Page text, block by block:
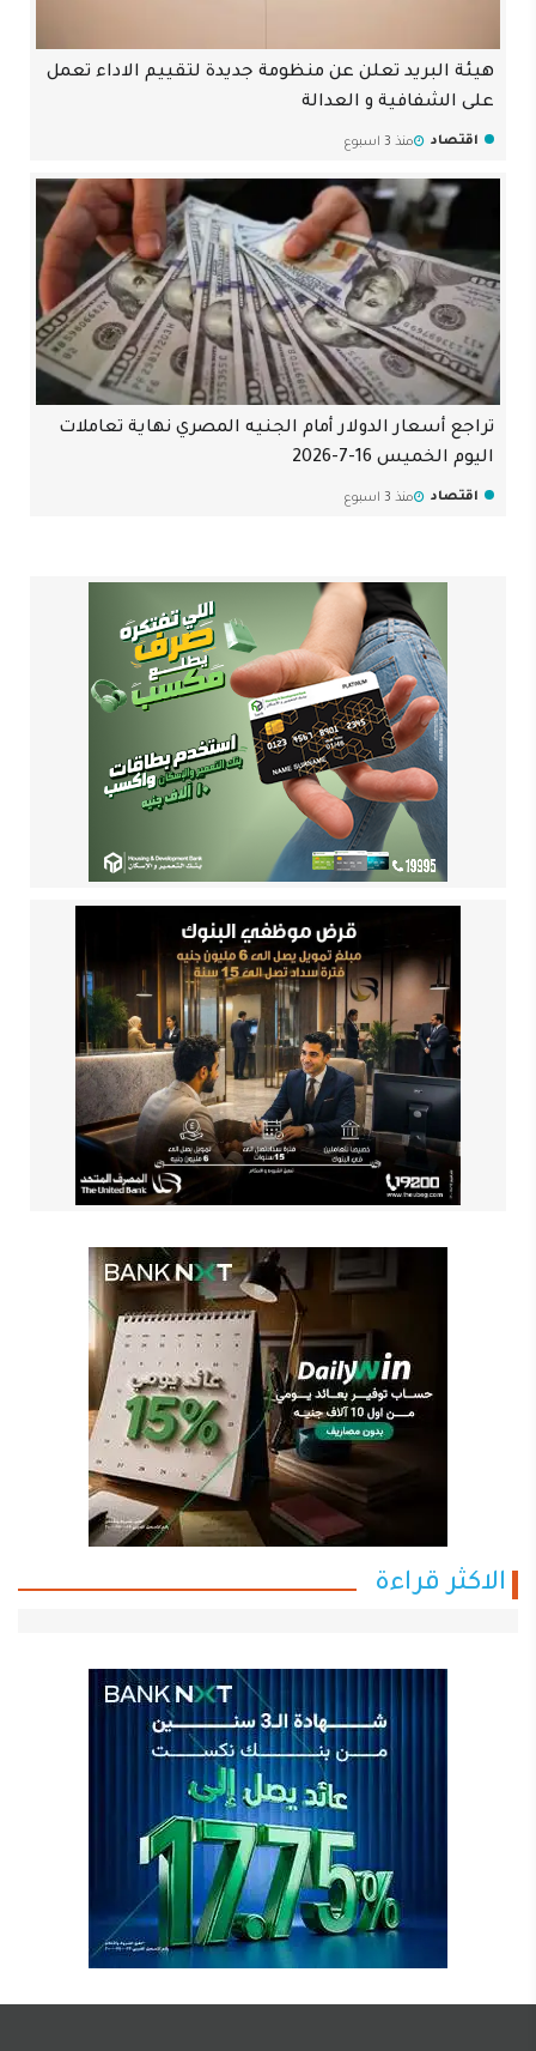
هيئة البريد تعلن عن منظومة جديدة لتقييم الاداء تعمل
على الشفافية و العدالة
اقتصاد منذ 3 اسبوع
تراجع أسعار الدولار أمام الجنيه المصري نهاية تعاملات
اليوم الخميس 16-7-2026
اقتصاد منذ 3 اسبوع
الاكثر قراءة